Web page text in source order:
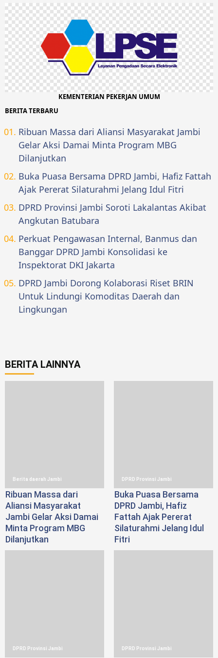
KEMENTERIAN PEKERJAN UMUM
BERITA TERBARU
Ribuan Massa dari Aliansi Masyarakat Jambi
Gelar Aksi Damai Minta Program MBG
Dilanjutkan
Buka Puasa Bersama DPRD Jambi, Hafiz Fattah
Ajak Pererat Silaturahmi Jelang Idul Fitri
DPRD Provinsi Jambi Soroti Lakalantas Akibat
Angkutan Batubara
Perkuat Pengawasan Internal, Banmus dan
Banggar DPRD Jambi Konsolidasi ke
Inspektorat DKI Jakarta
DPRD Jambi Dorong Kolaborasi Riset BRIN
Untuk Lindungi Komoditas Daerah dan
Lingkungan
BERITA LAINNYA
Berita daerah Jambi
Ribuan Massa dari
Aliansi Masyarakat
Jambi Gelar Aksi Damai
Minta Program MBG
Dilanjutkan
DPRD Provinsi Jambi
Buka Puasa Bersama
DPRD Jambi, Hafiz
Fattah Ajak Pererat
Silaturahmi Jelang Idul
Fitri
DPRD Provinsi Jambi DPRD Provinsi Jambi